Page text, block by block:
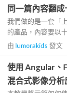
同一篇內容翻
我們做的是一套「
的產品，內容要以
由 lumorakids 發文
使用 Angular、
混合式影像分析